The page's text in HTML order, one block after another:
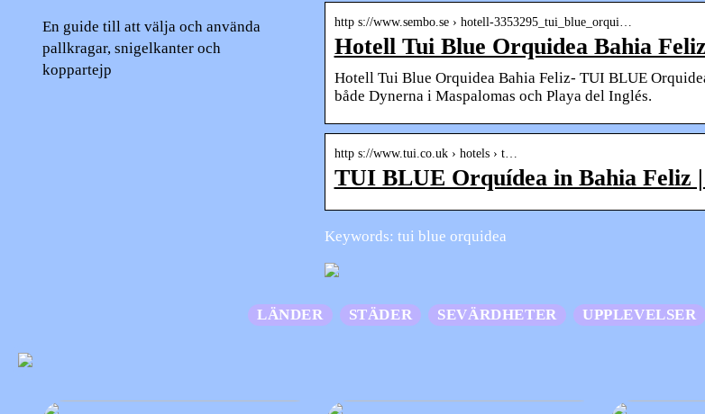
http s://www.sembo.se › hotell-3353295_tui_blue_orqui…
Hotell Tui Blue Orquidea Bahia
Hotell Tui Blue Orquidea Bahia Feliz- TUI BLUE
både Dynerna i Maspalomas och Playa del Inglés.
http s://www.tui.co.uk › hotels › t…
TUI BLUE Orquídea in Bahia Feliz
Keywords: tui blue orquidea
En guide till att välja och använda
pallkragar, snigelkanter och
koppartejp
LÄNDER STÄDER SEVÄRDHETER UPPLEVELSER